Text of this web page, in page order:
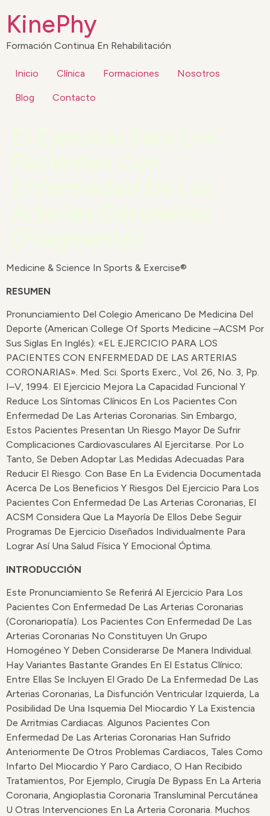
KinePhy
Formación Continua En Rehabilitación
Inicio Clínica Formaciones Nosotros
Blog Contacto
Medicine & Science In Sports & Exercise®
RESUMEN
Pronunciamiento Del Colegio Americano De Medicina Del
Deporte (American College Of Sports Medicine –ACSM Por
Sus Siglas En Inglés): «EL EJERCICIO PARA LOS
PACIENTES CON ENFERMEDAD DE LAS ARTERIAS
CORONARIAS». Med. Sci. Sports Exerc., Vol. 26, No. 3, Pp.
I–V, 1994. El Ejercicio Mejora La Capacidad Funcional Y
Reduce Los Síntomas Clínicos En Los Pacientes Con
Enfermedad De Las Arterias Coronarias. Sin Embargo,
Estos Pacientes Presentan Un Riesgo Mayor De Sufrir
Complicaciones Cardiovasculares Al Ejercitarse. Por Lo
Tanto, Se Deben Adoptar Las Medidas Adecuadas Para
Reducir El Riesgo. Con Base En La Evidencia Documentada
Acerca De Los Beneficios Y Riesgos Del Ejercicio Para Los
Pacientes Con Enfermedad De Las Arterias Coronarias, El
ACSM Considera Que La Mayoría De Ellos Debe Seguir
Programas De Ejercicio Diseñados Individualmente Para
Lograr Así Una Salud Física Y Emocional Óptima.
INTRODUCCIÓN
Este Pronunciamiento Se Referirá Al Ejercicio Para Los
Pacientes Con Enfermedad De Las Arterias Coronarias
(coronariopatía). Los Pacientes Con Enfermedad De Las
Arterias Coronarias No Constituyen Un Grupo
Homogéneo Y Deben Considerarse De Manera Individual.
Hay Variantes Bastante Grandes En El Estatus Clínico;
Entre Ellas Se Incluyen El Grado De La Enfermedad De Las
Arterias Coronarias, La Disfunción Ventricular Izquierda, La
Posibilidad De Una Isquemia Del Miocardio Y La Existencia
De Arritmias Cardiacas. Algunos Pacientes Con
Enfermedad De Las Arterias Coronarias Han Sufrido
Anteriormente De Otros Problemas Cardiacos, Tales Como
Infarto Del Miocardio Y Paro Cardiaco, O Han Recibido
Tratamientos, Por Ejemplo, Cirugía De Bypass En La Arteria
Coronaria, Angioplastia Coronaria Transluminal Percutánea
U Otras Intervenciones En La Arteria Coronaria. Muchos